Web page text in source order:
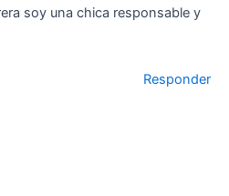
soy una chica responsable y
Responder